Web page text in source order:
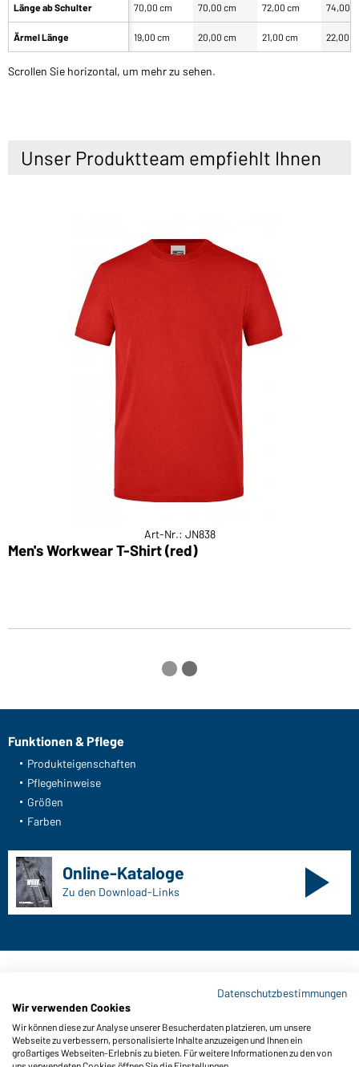
Länge ab Schulter
Ärmel Länge
70,00 cm 70,00 cm 72,00 cm 74,00
19,00 cm 20,00 cm 21,00 cm 22,00
Scrollen Sie horizontal, um mehr zu sehen.
Unser Produktteam empfiehlt Ihnen
Art-Nr.: JN838
Men's Workwear T-Shirt (red)
Funktionen & Pflege
Produkteigenschaften
Pflegehinweise
Größen
Farben
Online-Kataloge
Zu den Download-Links
Gustav Daiber GmbH
Vor dem Weißen Stein 25-31
D-72461 Albstadt
Datenschutzbestimmungen
Wir verwenden Cookies
Wir können diese zur Analyse unserer Besucherdaten platzieren, um unsere
Webseite zu verbessern, personalisierte Inhalte anzuzeigen und Ihnen ein
großartiges Webseiten-Erlebnis zu bieten. Für weitere Informationen zu den von